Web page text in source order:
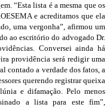
“Esta lista é a mesma que os
e acreditamos que ela
uma vergonha”, afirmou um
ao escritório do advogado Dr.
Conversei ainda há
providência será redigir uma
contado a verdade dos fatos, a
querendo registrar queixa
e difamação. Pelo menos
a lista para este fim”,